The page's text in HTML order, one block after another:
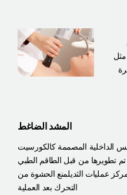
مثل
المشد الضاغط
الداخلية المصممة كالكورسيت
تم تطويرها من قبل الطاقم الطبي
عمليات الثديلمنع الحشوة من
التحرك بعد العملية